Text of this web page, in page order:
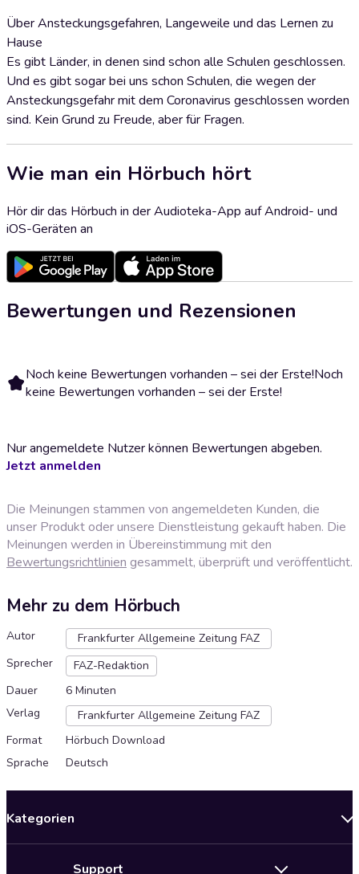
Über Ansteckungsgefahren, Langeweile und das Lernen zu
Hause
Es gibt Länder, in denen sind schon alle Schulen geschlossen.
Und es gibt sogar bei uns schon Schulen, die wegen der
Ansteckungsgefahr mit dem Coronavirus geschlossen worden
sind. Kein Grund zu Freude, aber für Fragen.
Wie man ein Hörbuch hört
Hör dir das Hörbuch in der Audioteka-App auf Android- und
iOS-Geräten an
Bewertungen und Rezensionen
Noch keine Bewertungen vorhanden – sei der Erste!Noch
keine Bewertungen vorhanden – sei der Erste!
Nur angemeldete Nutzer können Bewertungen abgeben.
Jetzt anmelden
Die Meinungen stammen von angemeldeten Kunden, die
unser Produkt oder unsere Dienstleistung gekauft haben. Die
Meinungen werden in Übereinstimmung mit den
Bewertungsrichtlinien gesammelt, überprüft und veröffentlicht.
Mehr zu dem Hörbuch
Autor
Frankfurter Allgemeine Zeitung FAZ
Sprecher
FAZ-Redaktion
Dauer
6 Minuten
Verlag
Frankfurter Allgemeine Zeitung FAZ
Format
Hörbuch Download
Sprache
Deutsch
Kategorien
Support